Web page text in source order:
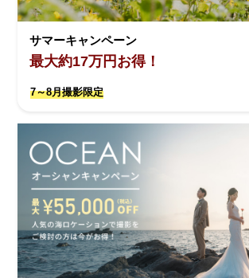
サマーキャンペーン
最大約17万円お得！
7～8月撮影限定